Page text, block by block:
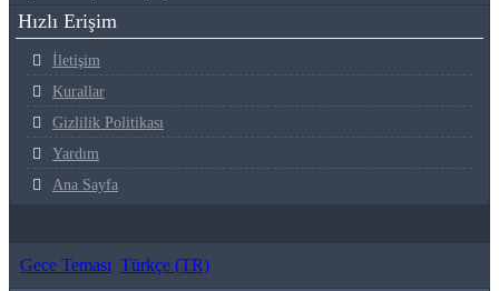
Hızlı Erişim
İletişim
Kurallar
Gizlilik Politikası
Yardım
Ana Sayfa
Gece Teması Türkçe (TR)